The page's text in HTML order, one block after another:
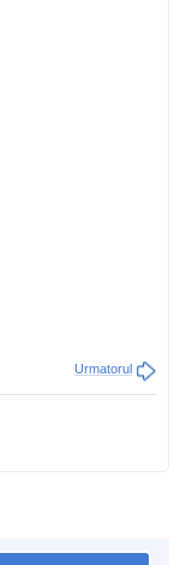
Urmatorul